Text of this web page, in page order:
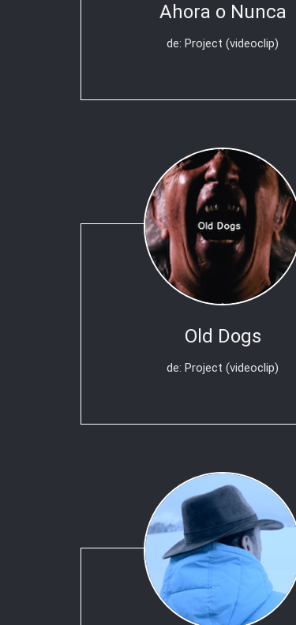
Ahora o Nunca
de: Project (videoclip)
Old Dogs
de: Project (videoclip)